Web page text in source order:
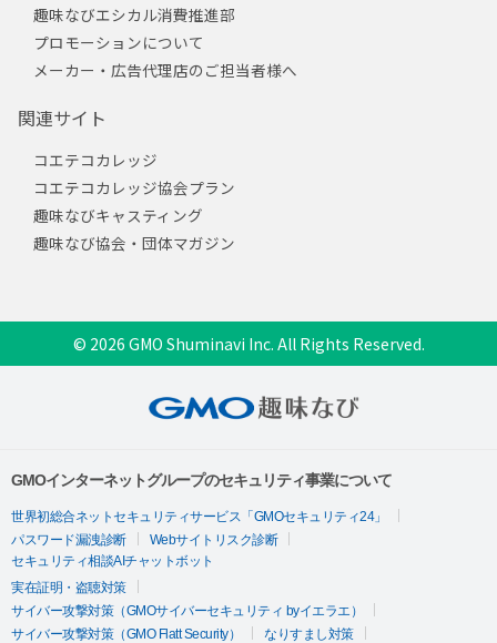
趣味なびエシカル消費推進部
プロモーションについて
メーカー・広告代理店のご担当者様へ
関連サイト
コエテコカレッジ
コエテコカレッジ協会プラン
趣味なびキャスティング
趣味なび協会・団体マガジン
© 2026 GMO Shuminavi Inc. All Rights Reserved.